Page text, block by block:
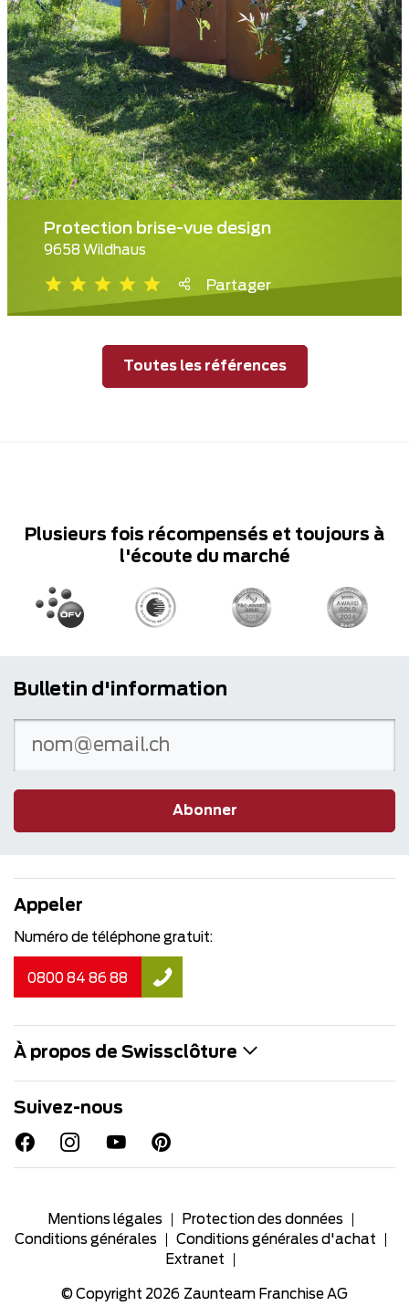
Protection brise-vue design
9658 Wildhaus
Partager
Toutes les références
Plusieurs fois récompensés et toujours à
l'écoute du marché
Bulletin d'information
Abonner
Appeler
Numéro de téléphone gratuit:
0800 84 86 88
À propos de Swissclôture
Suivez-nous
Mentions légales
Protection des données
Conditions générales
Conditions générales d'achat
Extranet
© Copyright 2026 Zaunteam Franchise AG